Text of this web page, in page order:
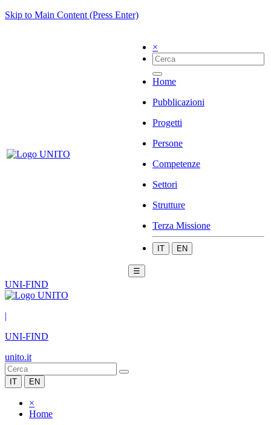
Skip to Main Content (Press Enter)
×
Home
Pubblicazioni
Progetti
Persone
Competenze
Settori
Strutture
Terza Missione
IT EN
☰
UNI-FIND
|
UNI-FIND
unito.it
IT EN
×
Home